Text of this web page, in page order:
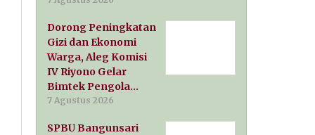
Dorong Peningkatan
Gizi dan Ekonomi
Warga, Aleg Komisi
IV Riyono Gelar
Bimtek Pengola…
7 Agustus 2026
SPBU Bangunsari